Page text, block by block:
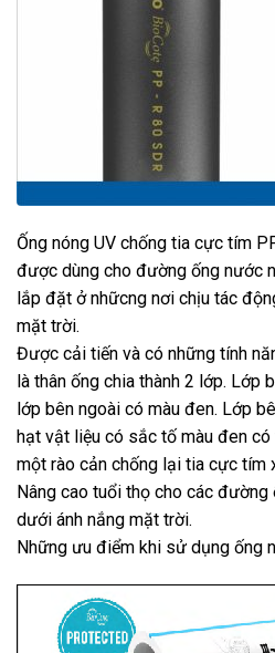
Ống nóng UV chống tia cực tím
được dùng cho đường ống nước
lắp đặt ở nhữcng nơi chịu tác
mặt trời.
Được cải tiến và có những tính
là thân ống chia thành 2 lớp. Lớp
lớp bên ngoài có màu đen. Lớp
hạt vật liệu có sắc tố màu đen
một rào cản chống lại tia cực tím
Nâng cao tuổi thọ cho các
dưới ánh nắng mặt trời.
Những ưu điểm khi sử dụng ống